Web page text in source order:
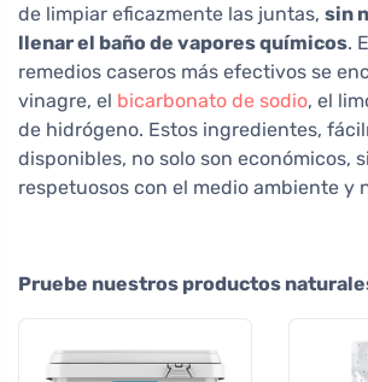
de limpiar eficazmente las juntas, sin
llenar el baño de vapores químicos.
remedios caseros más efectivos se
vinagre, el bicarbonato de sodio, el
de hidrógeno. Estos ingredientes,
disponibles, no solo son económicos,
respetuosos con el medio ambiente y
Pruebe nuestros productos